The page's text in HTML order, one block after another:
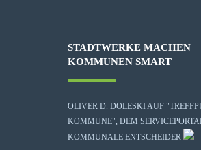
STADTWERKE MACHEN
KOMMUNEN SMART
OLIVER D. DOLESKI AUF
KOMMUNE", DEM
KOMMUNALE ENTSCHEIDER